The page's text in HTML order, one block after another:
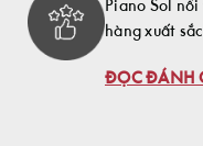
Piano Sol
hàng xuất
ĐỌC ĐÁNH